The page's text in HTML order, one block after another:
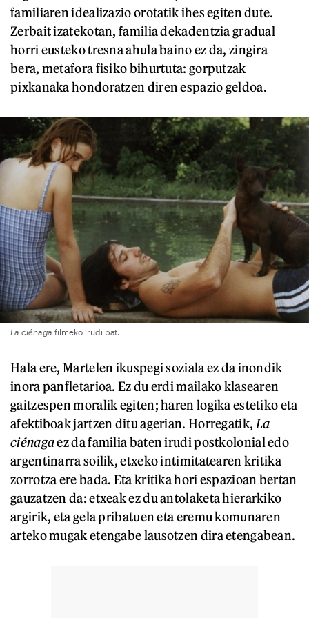
familiaren idealizazio orotatik ihes egiten dute.
Zerbait izatekotan, familia dekadentzia gradual
horri eusteko tresna ahula baino ez da, zingira
bera, metafora fisiko bihurtuta: gorputzak
pixkanaka hondoratzen diren espazio geldoa.
La ciénaga filmeko irudi bat.
Hala ere, Martelen ikuspegi soziala ez da inondik
inora panfletarioa. Ez du erdi mailako klasearen
gaitzespen moralik egiten; haren logika estetiko eta
afektiboak jartzen ditu agerian. Horregatik, La
ciénagaez da familia baten irudi postkolonial edo
argentinarra soilik, etxeko intimitatearen kritika
zorrotza ere bada. Eta kritika hori espazioan bertan
gauzatzen da: etxeak ez du antolaketa hierarkiko
argirik, eta gela pribatuen eta eremu komunaren
arteko mugak etengabe lausotzen dira etengabean.